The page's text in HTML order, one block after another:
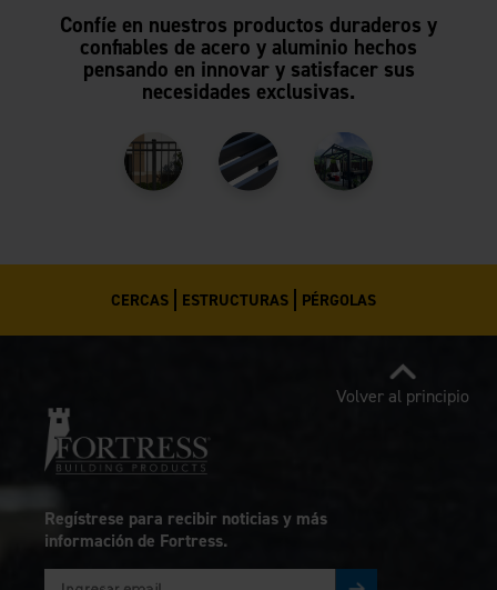
Confíe en nuestros productos duraderos y
confiables de acero y aluminio hechos
pensando en innovar y satisfacer sus
necesidades exclusivas.
CERCAS ESTRUCTURAS PÉRGOLAS
Regístrese para recibir noticias y más
información de Fortress.
Volver al principio